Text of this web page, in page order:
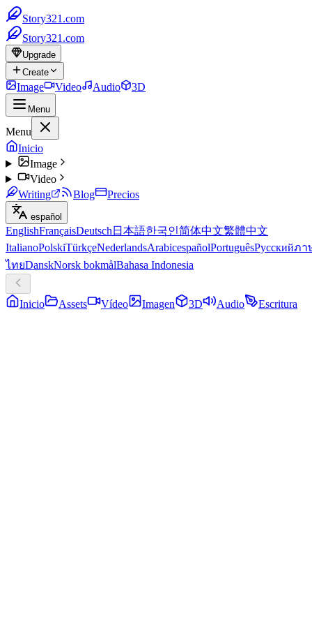
Story321.com
Story321.com
Upgrade
Create
Image Video Audio 3D
Menu
Menu
Inicio
Image
Video
Writing
Blog Precios
español
EnglishFrançaisDeutsch 日本語한국인简体中文繁體中文
ItalianoPolskiTürkçeNederlandsArabicespañolPortuguêsРусскийภา
ไทยDanskNorsk bokmålBahasa Indonesia
Inicio Assets Vídeo Imagen 3D Audio Escritura